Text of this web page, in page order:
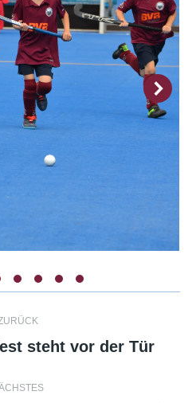
Vorheriger
steht vor der Tür